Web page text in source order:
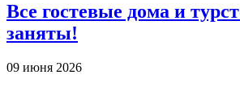
Все гостевые дома и
заняты!
09 июня 2026